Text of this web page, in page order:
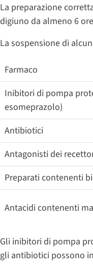
La preparazione
digiuno da almeno 6
La sospensione di
Farmaco
Inibitori di pompa
esomeprazolo)
Antibiotici
Antagonisti dei
Preparati contenenti
Antacidi contenenti
Gli inibitori di pompa
gli antibiotici possono